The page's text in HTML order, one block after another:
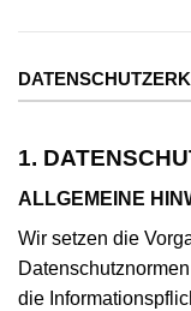
1.
ALLGEMEINE
Wir setzen die
die